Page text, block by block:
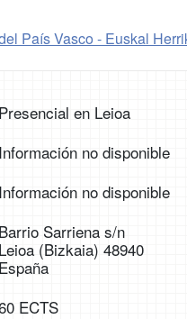
País Vasco - Euskal
Presencial en Leioa
Información no disponible
Información no disponible
Barrio Sarriena s/n
Leioa (Bizkaia) 48940
España
ECTS